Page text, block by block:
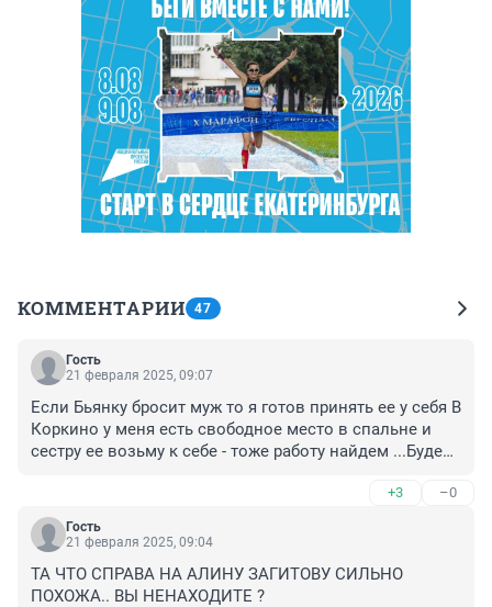
КОММЕНТАРИИ 47
Гость
21 февраля 2025, 09:07
Если Бьянку бросит муж то я готов принять ее у себя В
Коркино у меня есть свободное место в спальне и
сестру ее возьму к себе - тоже работу найдем ...Будем
+3 –0
Гость
21 февраля 2025, 09:04
ТА ЧТО СПРАВА НА АЛИНУ ЗАГИТОВУ СИЛЬНО
ПОХОЖА.. ВЫ НЕНАХОДИТЕ ?